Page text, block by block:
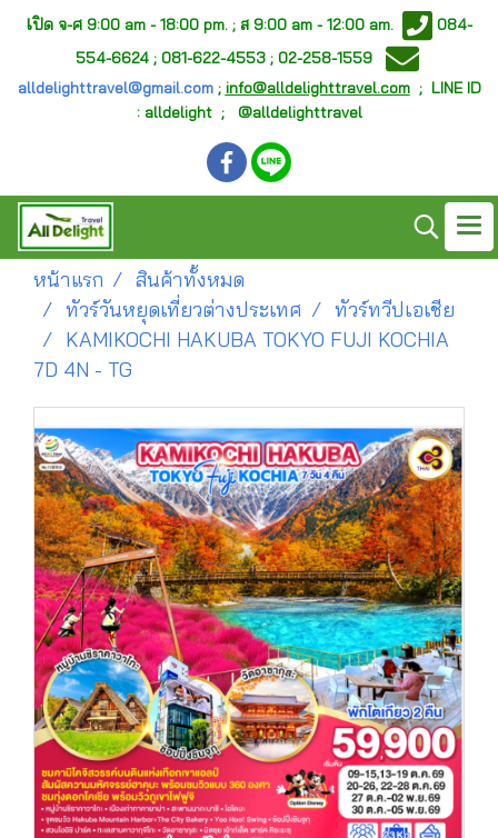
เปิด จ-ศ 9:00 am - 18:00 pm. ; ส 9:00 am - 12:00 am.
084-
554-6624 ; 081-622-4553 ; 02-258-1559
alldelighttravel@gmail.com; info@alldelighttravel.com; LINE ID
: alldelight ; @alldelighttravel
หน้าแรก
สินค้าทั้งหมด
ทัวร์วันหยุดเที่ยวต่างประเทศ
ทัวร์ทวีปเอเชีย
KAMIKOCHI HAKUBA TOKYO FUJI KOCHIA
7D 4N - TG